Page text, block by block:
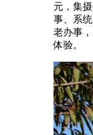
元，集
事、系
老办事
体验。